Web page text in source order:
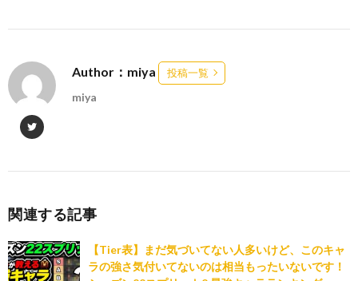
Author：miya 投稿一覧
miya
関連する記事
【Tier表】まだ気づいてない人多いけど、このキャ
ラの強さ気付いてないのは相当もったいないです！